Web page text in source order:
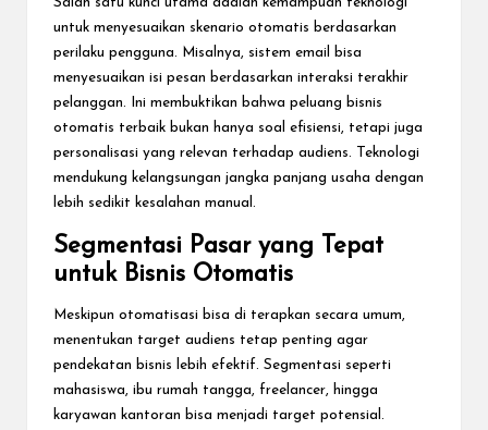
untuk menyesuaikan skenario otomatis berdasarkan
perilaku pengguna. Misalnya, sistem email bisa
menyesuaikan isi pesan berdasarkan interaksi terakhir
pelanggan. Ini membuktikan bahwa peluang bisnis
otomatis terbaik bukan hanya soal efisiensi, tetapi juga
personalisasi yang relevan terhadap audiens. Teknologi
mendukung kelangsungan jangka panjang usaha dengan
lebih sedikit kesalahan manual.
Segmentasi Pasar yang Tepat
untuk Bisnis Otomatis
Meskipun otomatisasi bisa di terapkan secara umum,
menentukan target audiens tetap penting agar
pendekatan bisnis lebih efektif. Segmentasi seperti
mahasiswa, ibu rumah tangga, freelancer, hingga
karyawan kantoran bisa menjadi target potensial.